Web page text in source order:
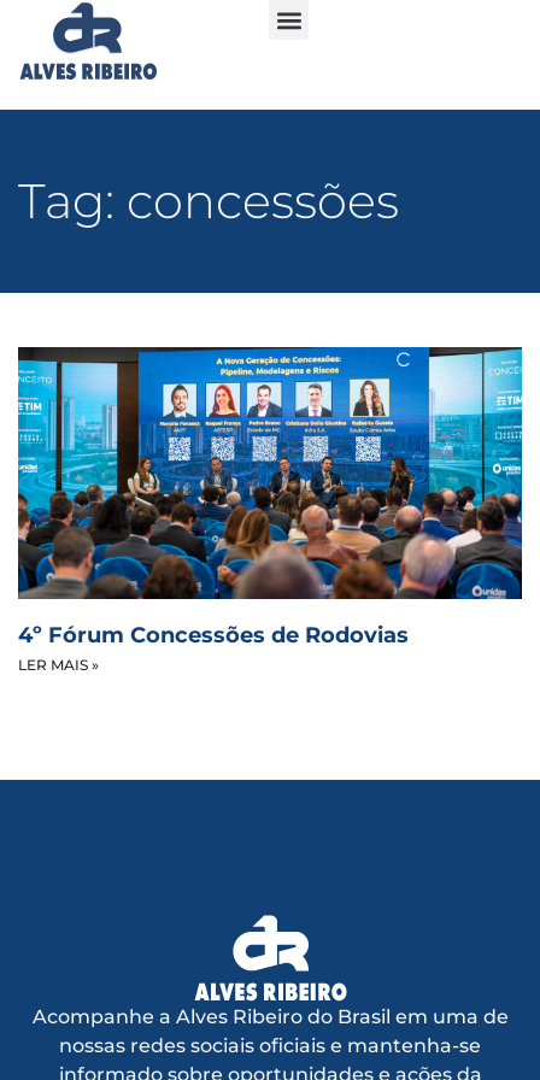
Tag: concessões
4º Fórum Concessões de Rodovias
LER MAIS »
Acompanhe a Alves Ribeiro do Brasil em uma de
nossas redes sociais oficiais e mantenha-se
informado sobre oportunidades e ações da